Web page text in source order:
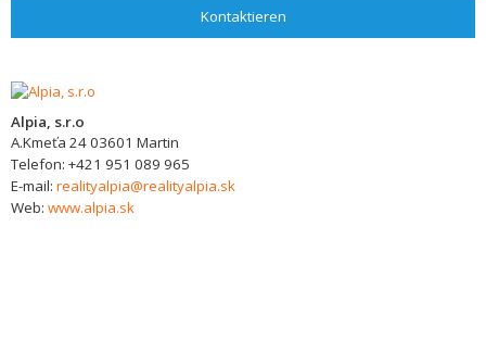
Kontaktieren
Alpia, s.r.o
A.Kmeťa 2403601 Martin
Telefon: +421 951 089 965
E-mail: realityalpia@realityalpia.sk
Web: www.alpia.sk